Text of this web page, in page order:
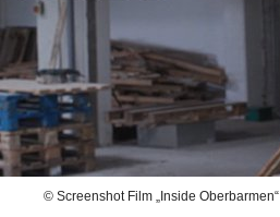
© Screenshot Film „Inside Oberbarmen“